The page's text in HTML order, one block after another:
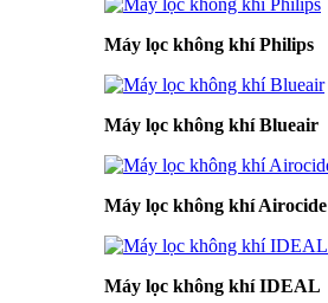
Máy lọc không khí Philips
Máy lọc không khí Blueair
Máy lọc không khí Airocide
Máy lọc không khí IDEAL